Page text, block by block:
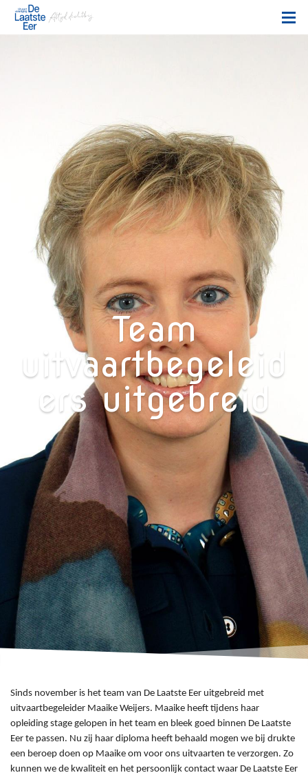
Team
uitvaartbegeleid
ers uitgebreid
Sinds november is het team van De Laatste Eer uitgebreid met
uitvaartbegeleider Maaike Weijers. Maaike heeft tijdens haar
opleiding stage gelopen in het team en bleek goed binnen De Laatste
Eer te passen. Nu zij haar diploma heeft behaald mogen we bij drukte
een beroep doen op Maaike om voor ons uitvaarten te verzorgen. Zo
kunnen we de kwaliteit en het persoonlijk contact waar De Laatste Eer